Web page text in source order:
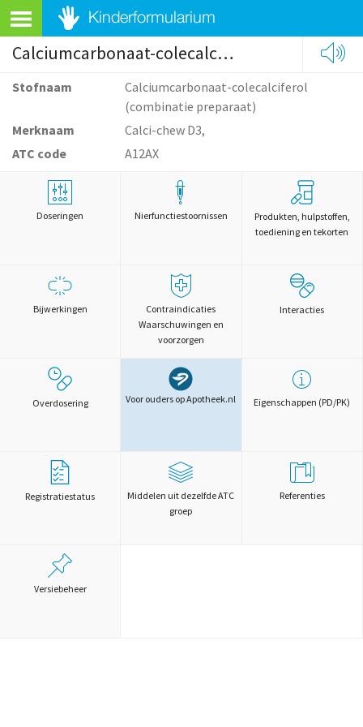
Calciumcarbonaat-colecalciferol (combinatie preparaat)
Stofnaam
Calciumcarbonaat-colecalciferol
(combinatie preparaat)
Merknaam
Calci-chew D3,
ATC code
A12AX
Doseringen Nierfunctiestoornissen
Produkten, hulpstoffen,
toediening en tekorten
Bijwerkingen
Contraindicaties
Waarschuwingen en
voorzorgen
Interacties
Overdosering Voor ouders op Apotheek.nl Eigenschappen (PD/PK)
Registratiestatus
Middelen uit dezelfde ATC
groep
Referenties
Versiebeheer